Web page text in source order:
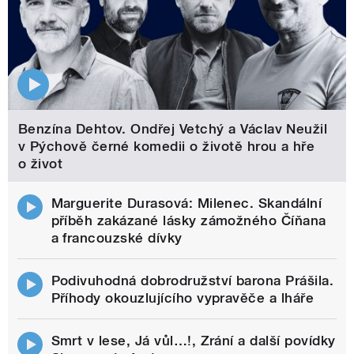
Benzína Dehtov. Ondřej Vetchý a Václav Neužil
v Pýchově černé komedii o životě hrou a hře
o život
Marguerite Durasová: Milenec. Skandální
příběh zakázané lásky zámožného Číňana
a francouzské dívky
Podivuhodná dobrodružství barona Prášila.
Příhody okouzlujícího vypravěče a lháře
Smrt v lese, Já vůl…!, Zrání a další povídky